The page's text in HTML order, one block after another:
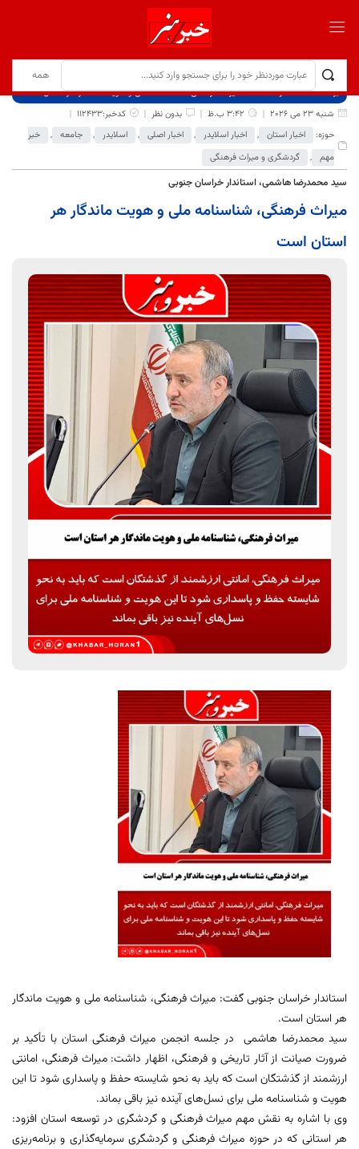
برگ نخست نوشته‌ها
میراث فرهنگی، شناسنامه ملی و هویت ماندگار هر استان است
شنبه 23 می 2026
3:42 ب.ظ بدون نظر
کدخبر:112433
حوزه:
اخبار استان , اخبار اسلایدر , اخبار اصلی , اسلایدر , جامعه ,
خبر
مهم , گردشگری و میراث فرهنگی
سید محمدرضا هاشمی، استاندار خراسان جنوبی
میراث فرهنگی، شناسنامه ملی و هویت ماندگار هر
استان است
استاندار خراسان جنوبی گفت: میراث فرهنگی، شناسنامه ملی و هویت ماندگار
هر استان است.
سید محمدرضا هاشمی در جلسه انجمن میراث فرهنگی استان با تأکید بر
ضرورت صیانت از آثار تاریخی و فرهنگی، اظهار داشت: میراث فرهنگی، امانتی
ارزشمند از گذشتگان است که باید به نحو شایسته حفظ و پاسداری شود تا این
هویت و شناسنامه ملی برای نسل‌های آینده نیز باقی بماند.
وی با اشاره به نقش مهم میراث فرهنگی و گردشگری در توسعه استان افزود:
هر استانی که در حوزه میراث فرهنگی و گردشگری سرمایه‌گذاری و برنامه‌ریزی